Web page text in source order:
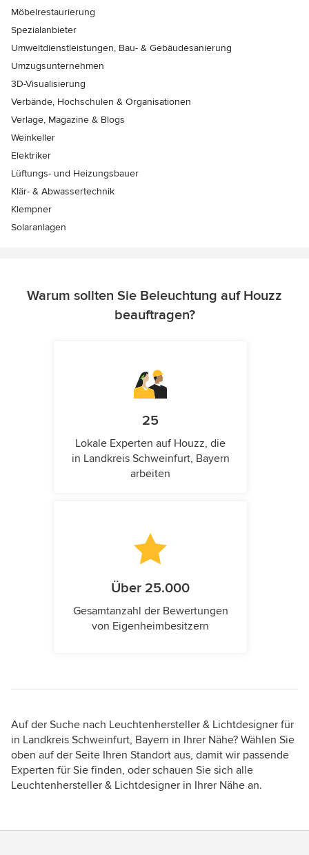
Möbelrestaurierung
Spezialanbieter
Umweltdienstleistungen, Bau- & Gebäudesanierung
Umzugsunternehmen
3D-Visualisierung
Verbände, Hochschulen & Organisationen
Verlage, Magazine & Blogs
Weinkeller
Elektriker
Lüftungs- und Heizungsbauer
Klär- & Abwassertechnik
Klempner
Solaranlagen
Warum sollten Sie Beleuchtung auf Houzz
beauftragen?
25
Lokale Experten auf Houzz, die
in Landkreis Schweinfurt, Bayern
arbeiten
Über 25.000
Gesamtanzahl der Bewertungen
von Eigenheimbesitzern
Auf der Suche nach Leuchtenhersteller & Lichtdesigner für
in Landkreis Schweinfurt, Bayern in Ihrer Nähe? Wählen Sie
oben auf der Seite Ihren Standort aus, damit wir passende
Experten für Sie finden, oder schauen Sie sich alle
Leuchtenhersteller & Lichtdesigner in Ihrer Nähe an.